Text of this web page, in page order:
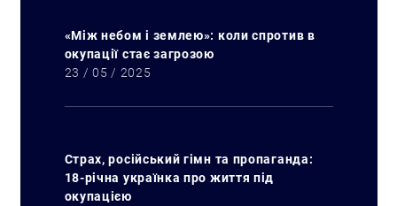
«Між небом і землею»: коли спротив в
окупації стає загрозою
23 / 05 / 2025
Страх, російський гімн та пропаганда:
18-річна українка про життя під
окупацією